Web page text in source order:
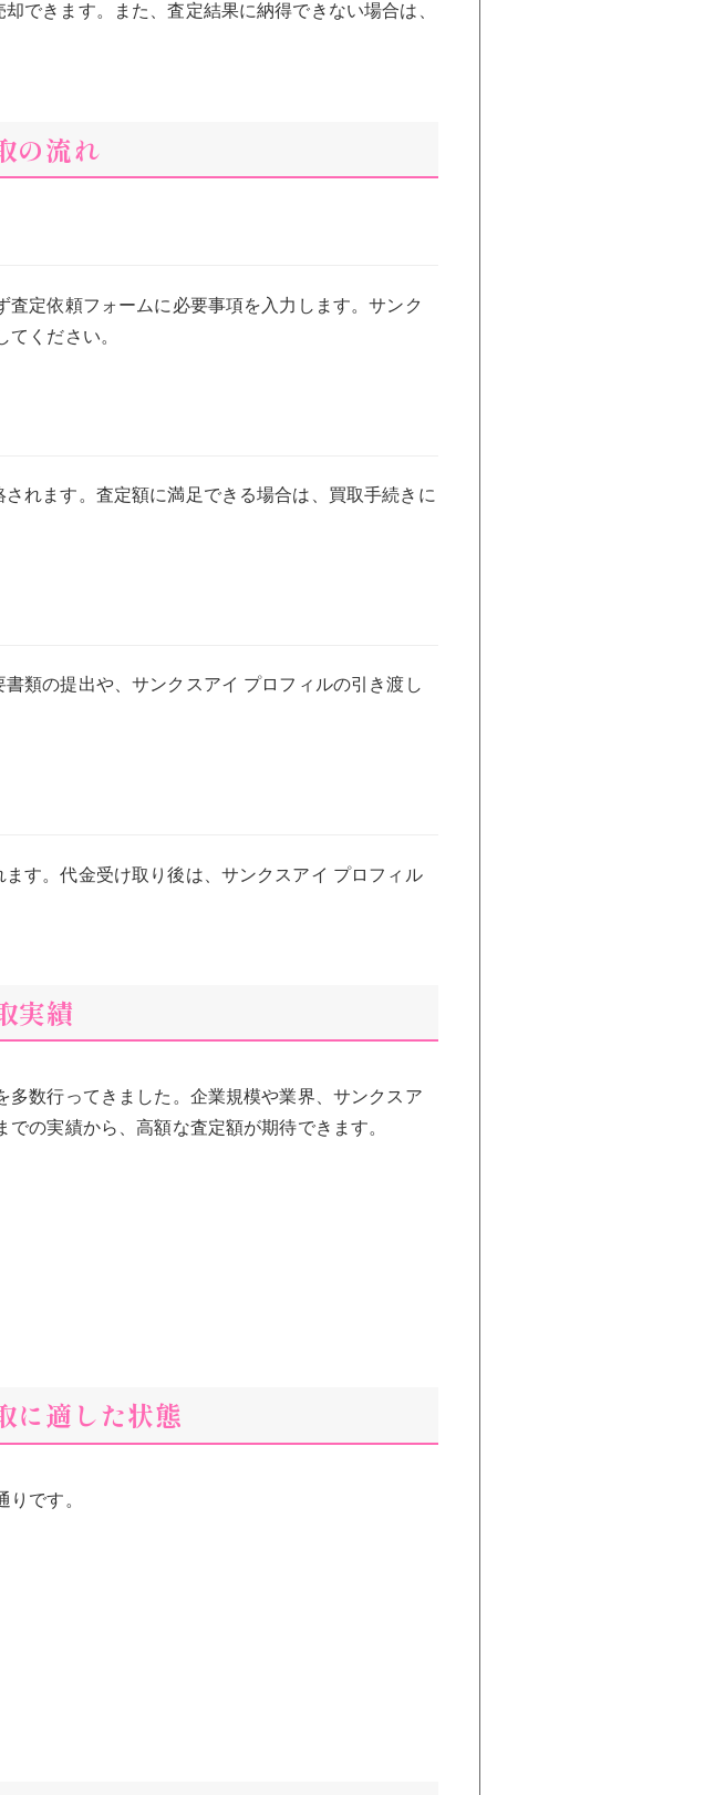
できます。また、査定結果に納得できない場合は、
の流れ
定依頼フォームに必要事項を入力します。サンク
ください。
れます。査定額に満足できる場合は、買取手続きに
類の提出や、サンクスアイ プロフィルの引き渡し
す。代金受け取り後は、サンクスアイ プロフィル
実績
数行ってきました。企業規模や業界、サンクスア
の実績から、高額な査定額が期待できます。
に適した状態
です。